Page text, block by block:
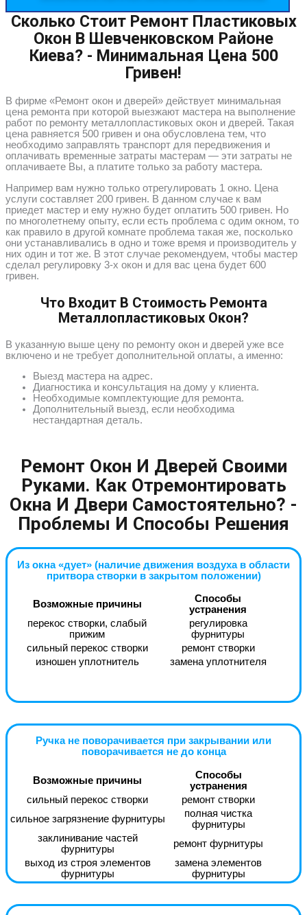
Сколько Стоит Ремонт Пластиковых
Окон В Шевченковском Районе
Киева? - Минимальная Цена 500
Гривен!
В фирме «Ремонт окон и дверей» действует минимальная
цена ремонта при которой выезжают мастера на выполнение
работ по ремонту металлопластиковых окон и дверей. Такая
цена равняется 500 гривен и она обусловлена тем, что
необходимо заправлять транспорт для передвижения и
оплачивать временные затраты мастерам — эти затраты не
оплачиваете Вы, а платите только за работу мастера.
Например вам нужно только отрегулировать 1 окно. Цена
услуги составляет 200 гривен. В данном случае к вам
приедет мастер и ему нужно будет оплатить 500 гривен. Но
по многолетнему опыту, если есть проблема с одим окном, то
как правило в другой комнате проблема такая же, посколько
они устанавливались в одно и тоже время и производитель у
них один и тот же. В этот случае рекомендуем, чтобы мастер
сделал регулировку 3-х окон и для вас цена будет 600
гривен.
Что Входит В Стоимость Ремонта
Металлопластиковых Окон?
В указанную выше цену по ремонту окон и дверей уже все
включено и не требует дополнительной оплаты, а именно:
Выезд мастера на адрес.
Диагностика и консультация на дому у клиента.
Необходимые комплектующие для ремонта.
Дополнительный выезд, если необходима
нестандартная деталь.
Ремонт Окон И Дверей Своими
Руками. Как Отремонтировать
Окна И Двери Самостоятельно? -
Проблемы И Способы Решения
Из окна «дует» (наличие движения воздуха в области
притвора створки в закрытом положении)
Возможные причины
Способы
устранения
перекос створки, слабый
прижим
регулировка
фурнитуры
сильный перекос створки
ремонт створки
изношен уплотнитель
замена уплотнителя
Ручка не поворачивается при закрывании или
поворачивается не до конца
Возможные причины
Способы
устранения
сильный перекос створки
ремонт створки
сильное загрязнение фурнитуры
полная чистка
фурнитуры
заклинивание частей
фурнитуры
ремонт фурнитуры
выход из строя элементов
фурнитуры
замена элементов
фурнитуры